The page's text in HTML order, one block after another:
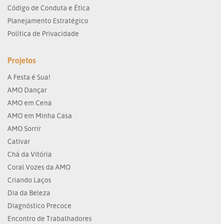
Código de Conduta e Ética
Planejamento Estratégico
Política de Privacidade
Projetos
A Festa é Sua!
AMO Dançar
AMO em Cena
AMO em Minha Casa
AMO Sorrir
Cativar
Chá da Vitória
Coral Vozes da AMO
Criando Laços
Dia da Beleza
Diagnóstico Precoce
Encontro de Trabalhadores